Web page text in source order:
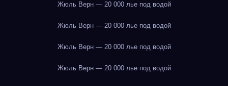
Жюль Верн — 20 000 лье под водой
Жюль Верн — 20 000 лье под водой
Жюль Верн — 20 000 лье под водой
Жюль Верн — 20 000 лье под водой